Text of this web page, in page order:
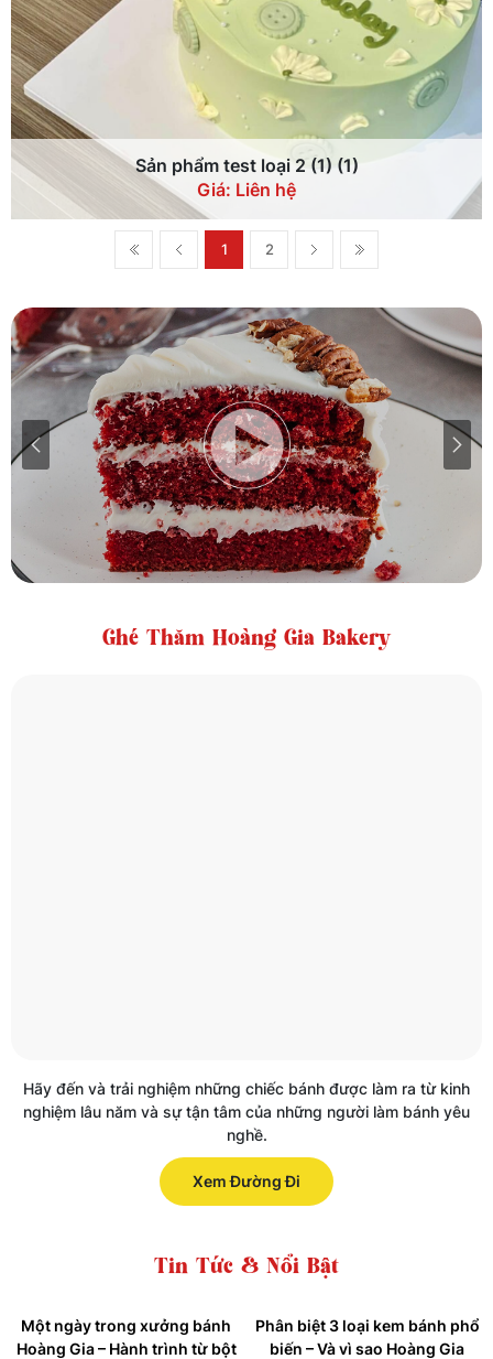
Sản phẩm test loại 2 (1) (1)
Giá: Liên hệ
1 2
Ghé Thăm Hoàng Gia Bakery
Hãy đến và trải nghiệm những chiếc bánh được làm ra từ kinh
nghiệm lâu năm và sự tận tâm của những người làm bánh yêu
nghề.
Xem Đường Đi
Tin Tức & Nổi Bật
Một ngày trong xưởng bánh
Hoàng Gia – Hành trình từ bột
Phân biệt 3 loại kem bánh phổ
biến – Và vì sao Hoàng Gia